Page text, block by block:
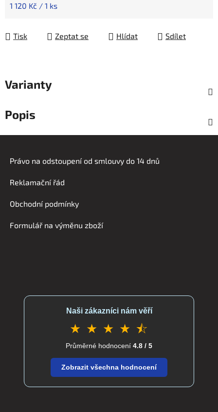
Měrná cena:
1 120 Kč / 1 ks
Tisk Zeptat se Hlídat Sdílet
Varianty
Popis
Právo na odstoupení od smlouvy do 14 dnů
Reklamační řád
Obchodní podmínky
Formulář na výměnu zboží
Naši zákazníci nám věří
★ ★ ★ ★ ⯪
Průměrné hodnocení 4.8 / 5
Zobrazit všechna hodnocení